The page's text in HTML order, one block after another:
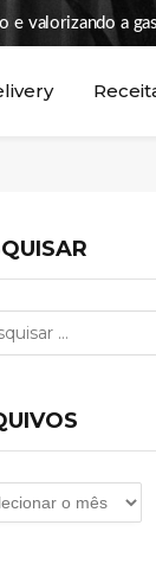
e valorizando a